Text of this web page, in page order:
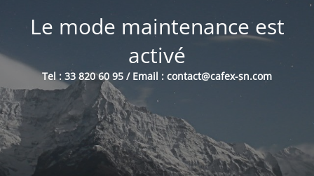
Le mode maintenance est
activé
Tel : 33 820 60 95 / Email : contact@cafex-sn.com